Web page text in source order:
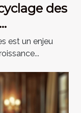
des
est un enjeu